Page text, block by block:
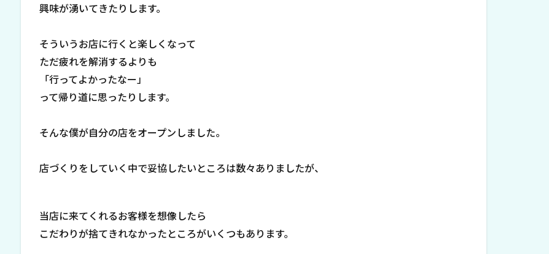
興味が湧いてきたりします。
そういうお店に行くと楽しくなって
ただ疲れを解消するよりも
「行ってよかったなー」
って帰り道に思ったりします。
そんな僕が自分の店をオープンしました。
店づくりをしていく中で妥協したいところは数々ありましたが、
当店に来てくれるお客様を想像したら
こだわりが捨てきれなかったところがいくつもあります。